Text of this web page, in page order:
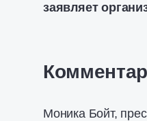
заявляет
Моника Бойт,